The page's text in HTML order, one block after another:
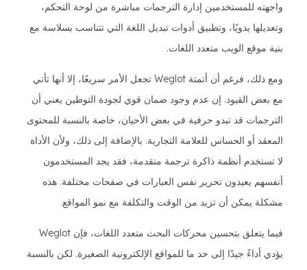
واجهته للمستخدمين إدارة الترجمات مباشرة من لوحة التحكم،
وتعديلها يدويًا، وتطبيق أدوات تبديل اللغة التي تتناسب بسلاسة مع
بنية موقع الويب متعدد اللغات.
ومع ذلك، فرغم أن أتمتة Weglot تجعل الأمر سريعًا، إلا أنها تأتي
مع بعض القيود. إن عدم وجود ضمان قوي لجودة التوطين يعني أن
الترجمات قد تبدو حرفية في بعض الأحيان، خاصة بالنسبة للمحتوى
المعقد أو الحساس للعلامة التجارية. بالإضافة إلى ذلك، ولأن الأداة
لا تستخدم أنظمة ذاكرة ترجمة متقدمة، فقد يجد المستخدمون
أنفسهم يعيدون تحرير نفس العبارات في صفحات مختلفة. هذه
مشكلة يمكن أن تزيد من الوقت والتكلفة مع نمو المواقع.
فيما يتعلق بتحسين محركات البحث متعدد اللغات، فإن Weglot
يؤدي أداءً جيدًا إلى حد ما للمواقع الإلكترونية الصغيرة. لكن بالنسبة